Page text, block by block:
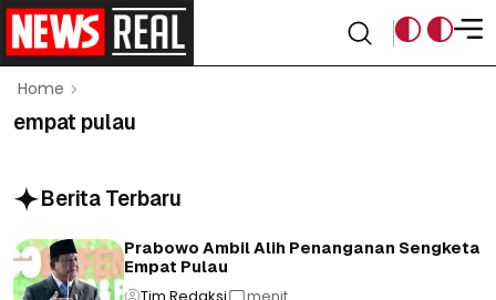
Home
empat pulau
Berita Terbaru
Prabowo Ambil Alih Penanganan Sengketa
Empat Pulau